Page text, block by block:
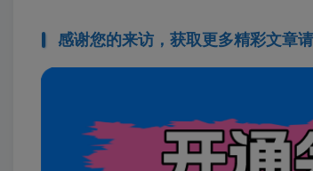
感谢您的来访，获取更多精彩文章请